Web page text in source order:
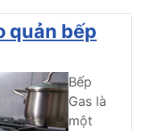
quản bếp
Bếp
Gas là
một